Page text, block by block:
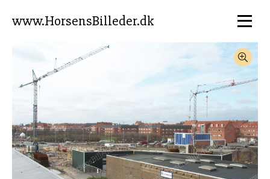
www.HorsensBilleder.dk